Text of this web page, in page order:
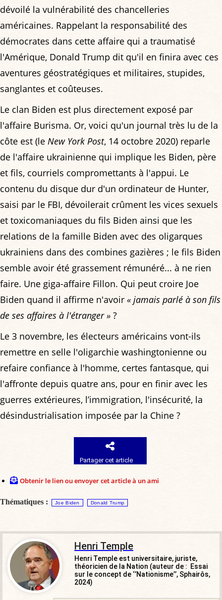
dévoilé la vulnérabilité des chancelleries
américaines. Rappelant la responsabilité des
démocrates dans cette affaire qui a traumatisé
l'Amérique, Donald Trump dit qu'il en finira avec ces
aventures géostratégiques et militaires, stupides,
sanglantes et coûteuses.
Le clan Biden est plus directement exposé par
l'affaire Burisma. Or, voici qu'un journal très lu de la
côte est (le New York Post, 14 octobre 2020) reparle
de l'affaire ukrainienne qui implique les Biden, père
et fils, courriels compromettants à l'appui. Le
contenu du disque dur d'un ordinateur de Hunter,
saisi par le FBI, dévoilerait crûment les vices sexuels
et toxicomaniaques du fils Biden ainsi que les
relations de la famille Biden avec des oligarques
ukrainiens dans des combines gazières ; le fils Biden
semble avoir été grassement rémunéré... à ne rien
faire. Une giga-affaire Fillon. Qui peut croire Joe
Biden quand il affirme n'avoir « jamais parlé à son fils
de ses affaires à l'étranger » ?
Le 3 novembre, les électeurs américains vont-ils
remettre en selle l'oligarchie washingtonienne ou
refaire confiance à l'homme, certes fantasque, qui
l'affronte depuis quatre ans, pour en finir avec les
guerres extérieures, l’immigration, l'insécurité, la
désindustrialisation imposée par la Chine ?
Partager cet article
Obtenir le lien ou envoyer cet article à un ami
Thématiques : Joe Biden Donald Trump
Henri Temple
Henri Temple est universitaire, juriste,
théoricien de la Nation (auteur de : Essai
sur le concept de ‘’Nationisme’’, Sphairôs,
2024)